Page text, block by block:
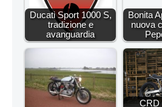
Ducati Sport 1000 S,
tradizione e
avanguardia
Bonita
nuova
CRD